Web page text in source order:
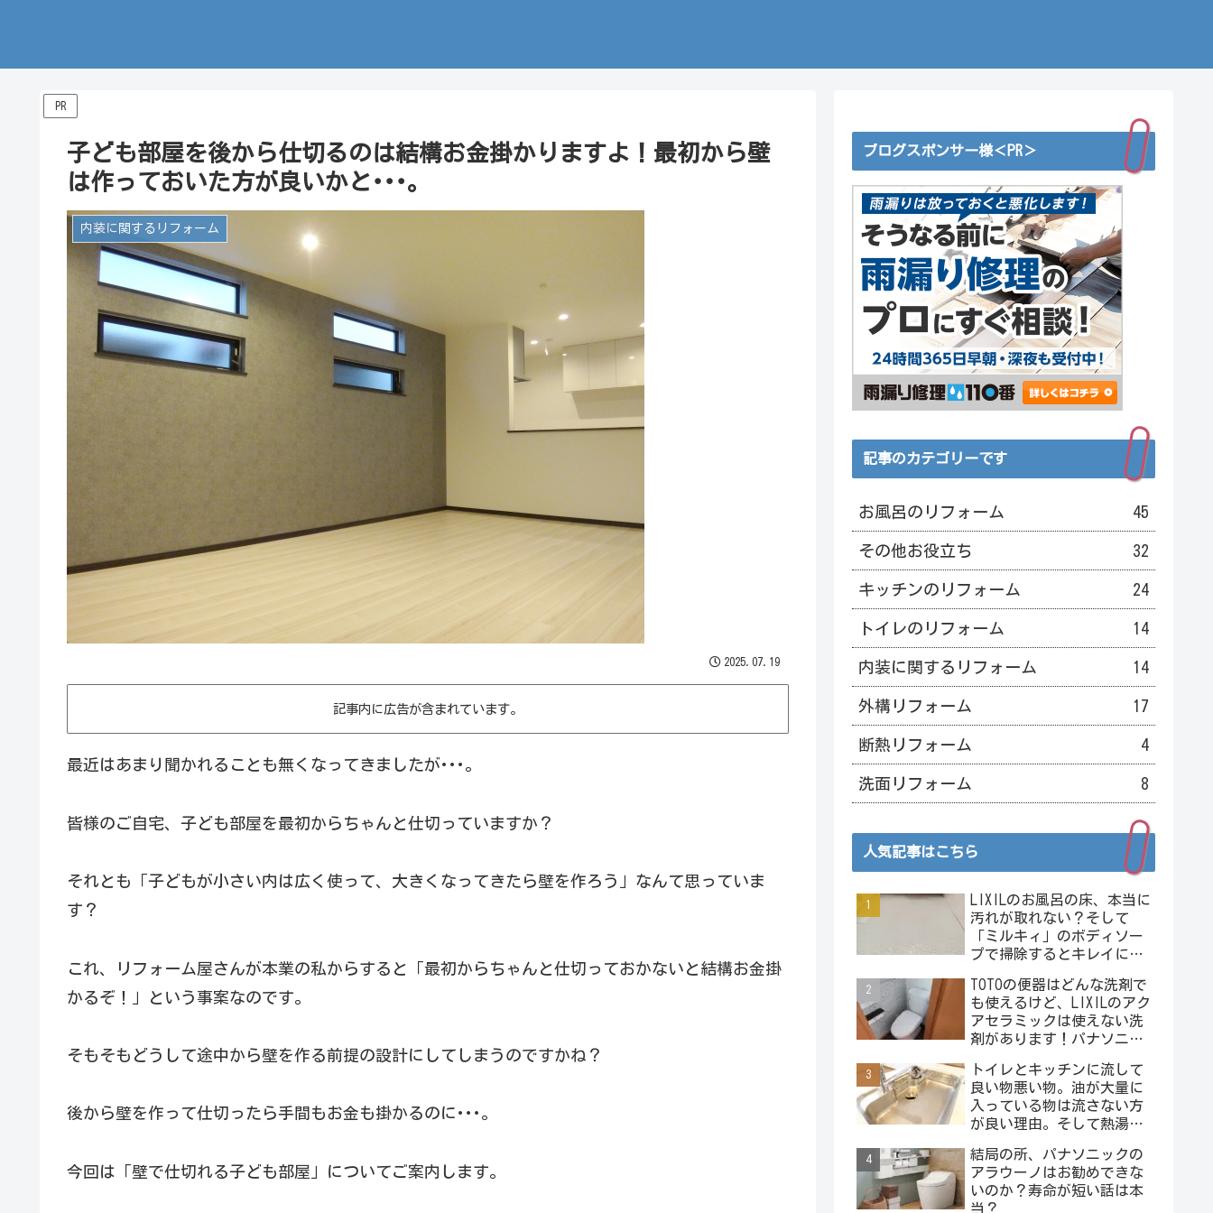
PR
子ども部屋を後から仕切るのは結構お金掛かりますよ！最初から壁
は作っておいた方が良いかと･･･。
内装に関するリフォーム
2025.07.19
記事内に広告が含まれています。
最近はあまり聞かれることも無くなってきましたが･･･。
皆様のご自宅、子ども部屋を最初からちゃんと仕切っていますか？
それとも「子どもが小さい内は広く使って、大きくなってきたら壁を作ろう」なんて思っていま
す？
これ、リフォーム屋さんが本業の私からすると「最初からちゃんと仕切っておかないと結構お金掛
かるぞ！」という事案なのです。
そもそもどうして途中から壁を作る前提の設計にしてしまうのですかね？
後から壁を作って仕切ったら手間もお金も掛かるのに･･･。
今回は「壁で仕切れる子ども部屋」についてご案内します。
ブログスポンサー様＜PR＞
記事のカテゴリーです
お風呂のリフォーム 45
その他お役立ち 32
キッチンのリフォーム 24
トイレのリフォーム 14
内装に関するリフォーム 14
外構リフォーム 17
断熱リフォーム 4
洗面リフォーム 8
人気記事はこちら
LIXILのお風呂の床、本当に
汚れが取れない？そして
「ミルキィ」のボディソー
プで掃除するとキレイにな
クの予感･･･。
TOTOの便器はどんな洗剤で
も使えるけど、LIXILのアク
アセラミックは使えない洗
剤があります！パナソニッ
洗剤が沢山！
トイレとキッチンに流して
良い物悪い物。油が大量に
入っている物は流さない方
が良い理由。そして熱湯は
結局の所、パナソニックの
アラウーノはお勧めできな
いのか？寿命が短い話は本
当？